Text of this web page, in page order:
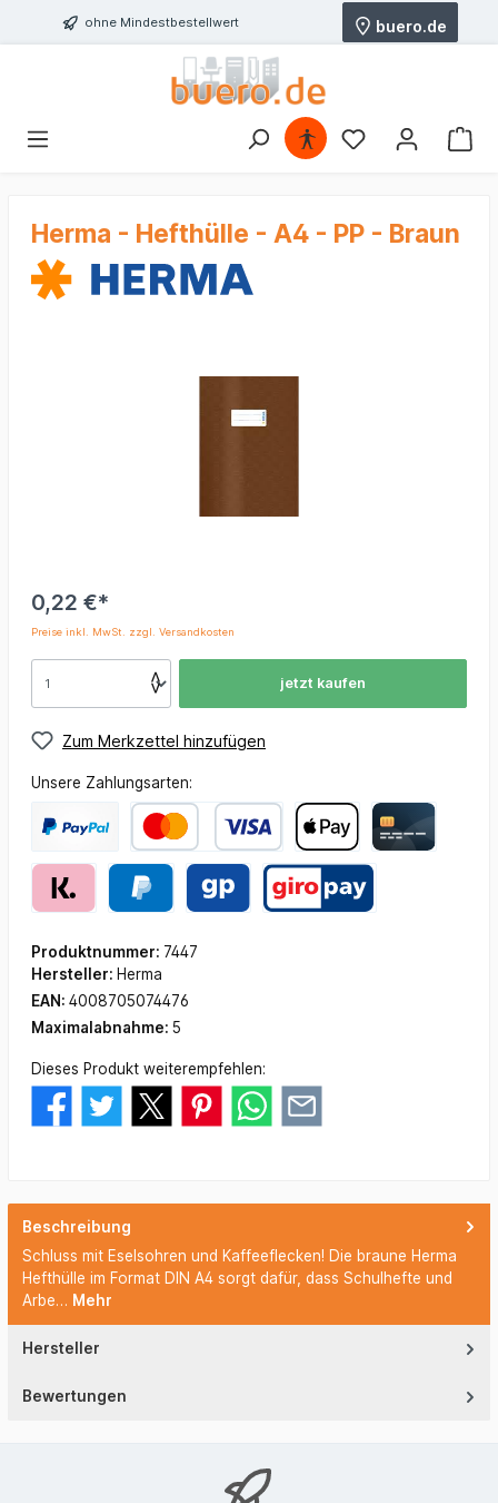
ohne Mindestbestellwert buero.de
Herma - Hefthülle - A4 - PP - Braun
0,22 €*
Preise inkl. MwSt. zzgl. Versandkosten
jetzt kaufen
Zum Merkzettel hinzufügen
Unsere Zahlungsarten:
Produktnummer: 7447
Hersteller: Herma
EAN: 4008705074476
Maximalabnahme: 5
Dieses Produkt weiterempfehlen:
Beschreibung
Schluss mit Eselsohren und Kaffeeflecken! Die braune Herma
Hefthülle im Format DIN A4 sorgt dafür, dass Schulhefte und
Arbe… Mehr
Hersteller
Bewertungen